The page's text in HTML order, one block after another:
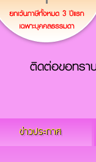
ติดต่อขอทรา
ข่าวประกาศ